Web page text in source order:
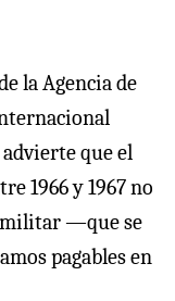
la Agencia de
que el
1966 y 1967 no
militar —que se
pagables en